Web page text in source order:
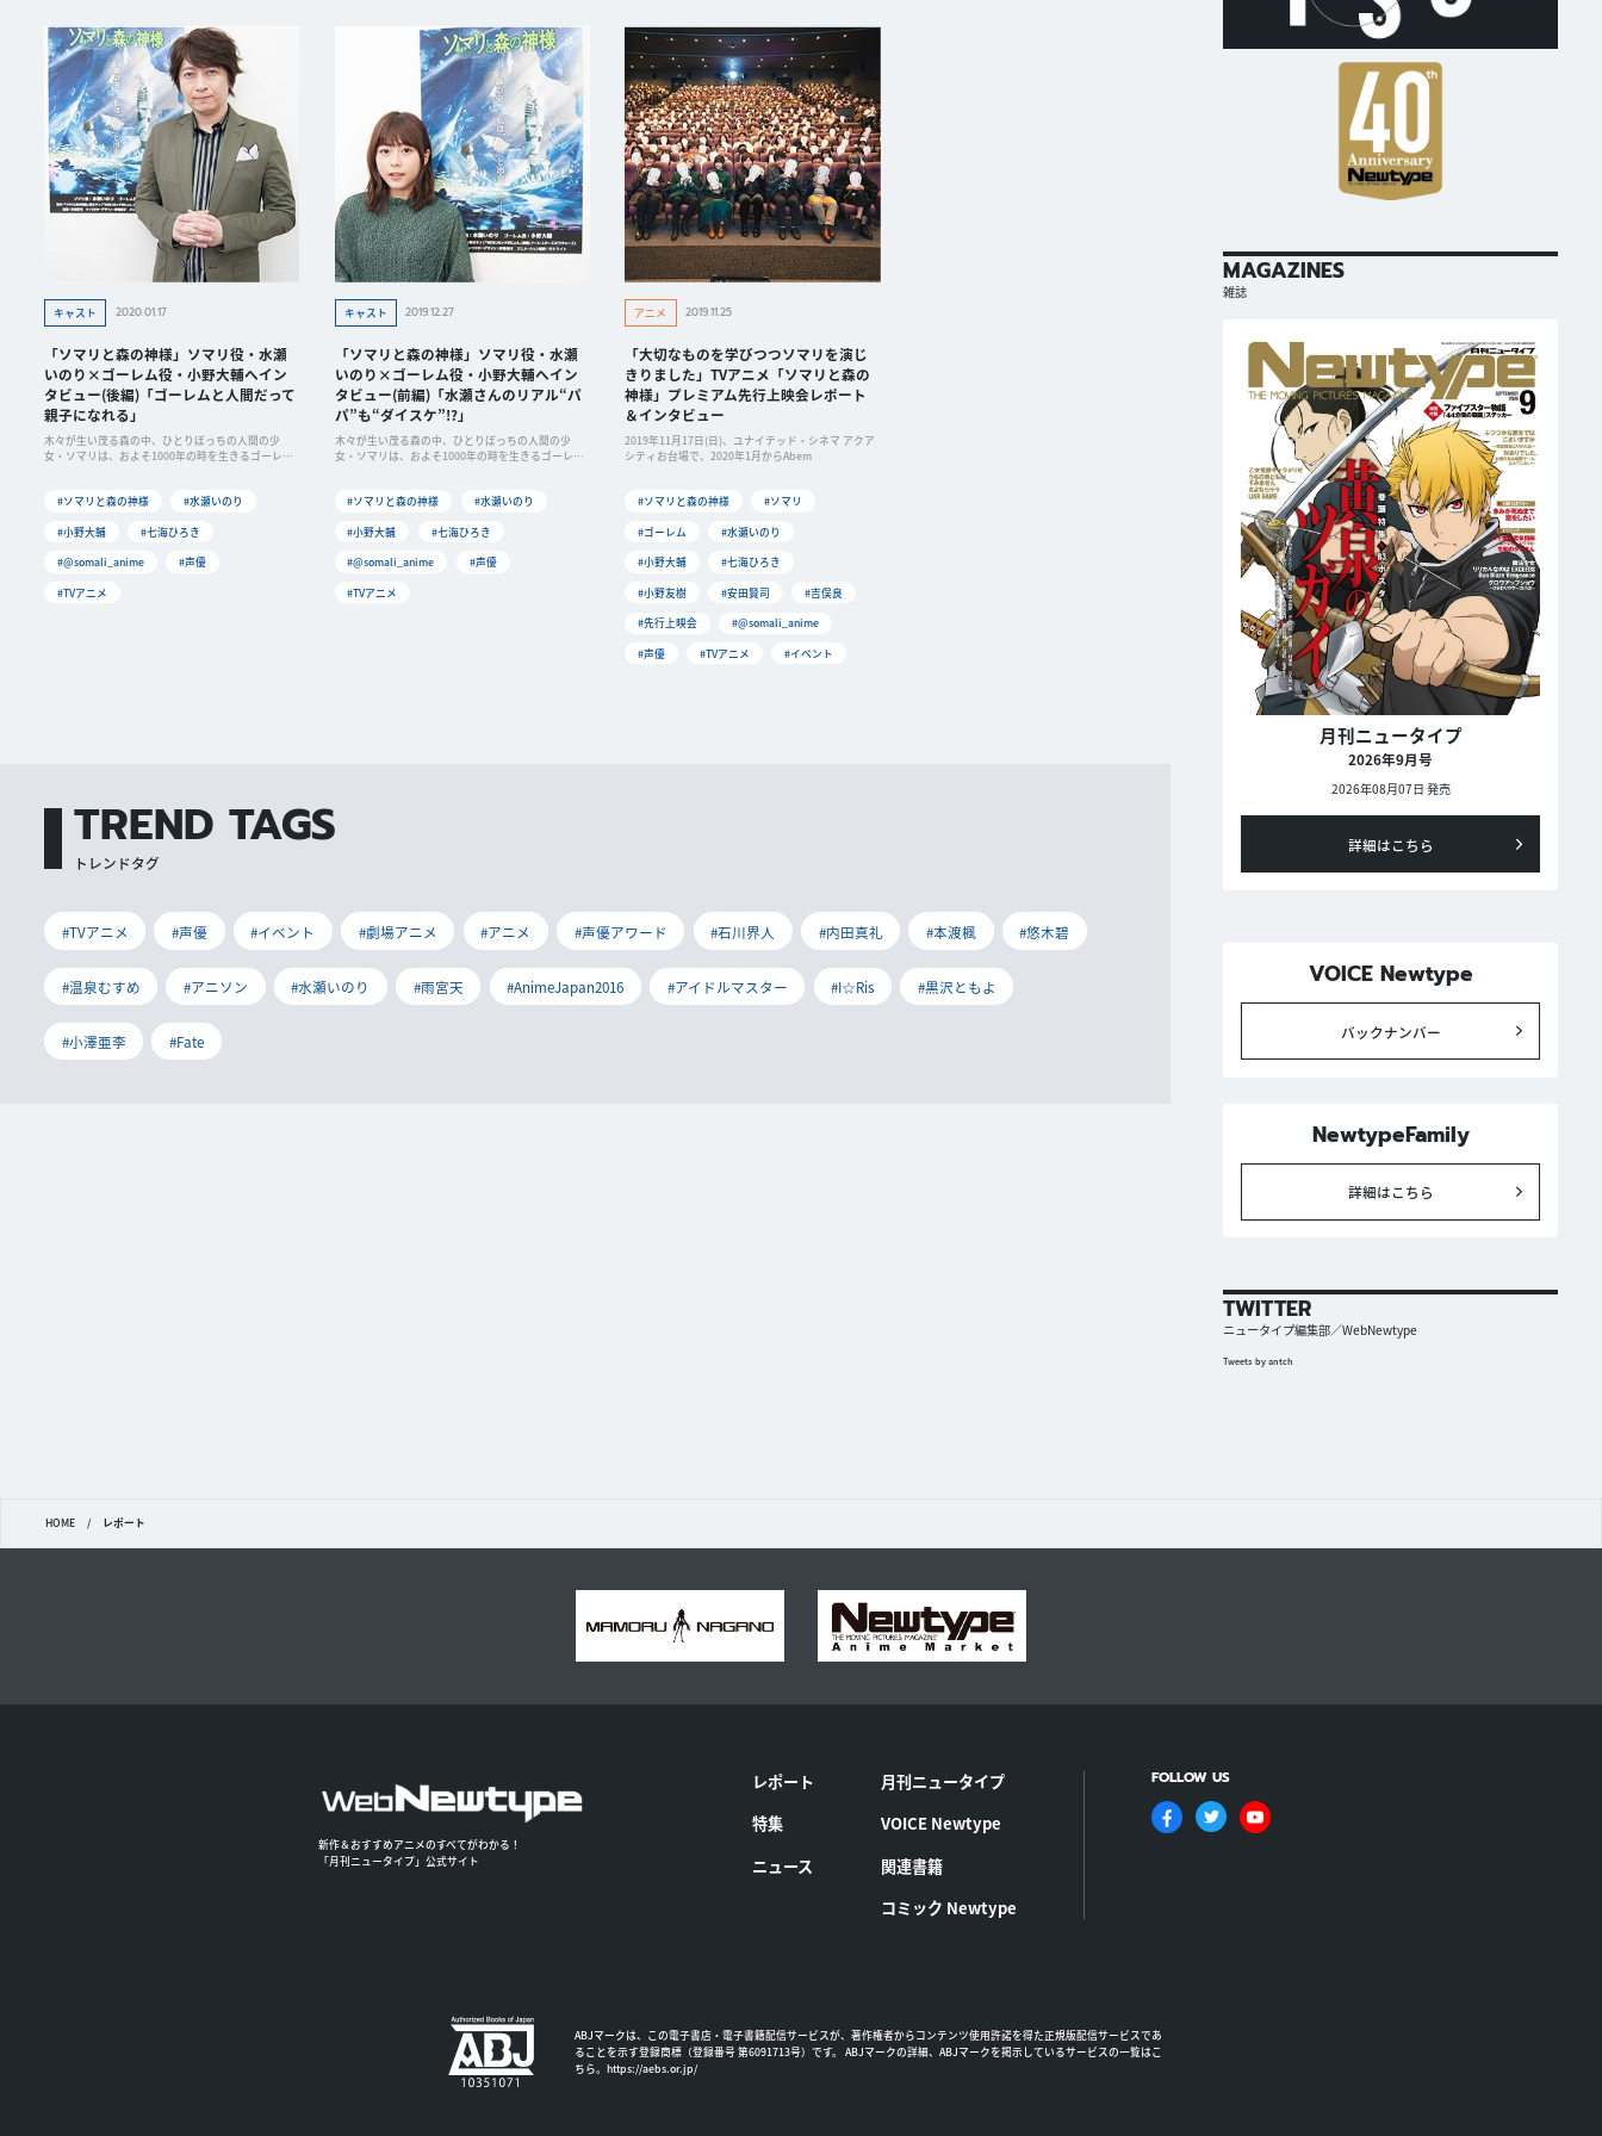
キャスト 2020.01.17
「ソマリと森の神様」ソマリ役・水瀬
いのり×ゴーレム役・小野大輔へイン
タビュー(後編)「ゴーレムと人間だって
親子になれる」
木々が生い茂る森の中、ひとりぼっちの人間の少
女・ソマリは、およそ1000年の時を生きるゴーレム
#ソマリと森の神様
#水瀬いのり
#小野大輔
#七海ひろき
#@somali_anime
#声優
#TVアニメ
キャスト 2019.12.27
「ソマリと森の神様」ソマリ役・水瀬
いのり×ゴーレム役・小野大輔へイン
タビュー(前編)「水瀬さんのリアル“パ
パ”も“ダイスケ”!?」
木々が生い茂る森の中、ひとりぼっちの人間の少
女・ソマリは、およそ1000年の時を生きるゴーレム
#ソマリと森の神様
#水瀬いのり
#小野大輔
#七海ひろき
#@somali_anime
#声優
#TVアニメ
アニメ 2019.11.25
「大切なものを学びつつソマリを演じ
きりました」TVアニメ「ソマリと森の
神様」プレミアム先行上映会レポート
＆インタビュー
2019年11月17日(日)、ユナイテッド・シネマ アクア
シティお台場で、2020年1月からAbem
#ソマリと森の神様
#ソマリ
#ゴーレム
#水瀬いのり
#小野大輔
#七海ひろき
#小野友樹
#安田賢司
#吉俣良
#先行上映会
#@somali_anime
#声優
#TVアニメ #イベント
TREND TAGS
トレンドタグ
#TVアニメ #声優 #イベント #劇場アニメ #アニメ #声優アワード #石川界人 #内田真礼 #本渡楓 #悠木碧
#温泉むすめ #アニソン #水瀬いのり #雨宮天 #AnimeJapan2016 #アイドルマスター #I☆Ris #黒沢ともよ
#小澤亜李 #Fate
MAGAZINES
雑誌
月刊ニュータイプ
2026年9月号
2026年08月07日 発売
詳細はこちら
VOICE Newtype
バックナンバー
NewtypeFamily
詳細はこちら
TWITTER
ニュータイプ編集部／WebNewtype
Tweets by antch
HOME / レポート
新作＆おすすめアニメのすべてがわかる！
「月刊ニュータイプ」公式サイト
レポート
特集
ニュース
月刊ニュータイプ
VOICE Newtype
関連書籍
コミック Newtype
FOLLOW US
ABJマークは、この電子書店・電子書籍配信サービスが、著作権者からコンテンツ使用許諾を得た正規版配信サービスであ
ることを示す登録商標（登録番号 第6091713号）です。 ABJマークの詳細、ABJマークを掲示しているサービスの一覧はこ
ちら。 https://aebs.or.jp/